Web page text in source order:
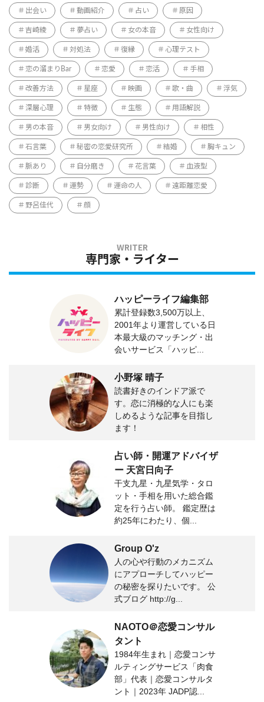
出会い 動画紹介 占い 原因
吉崎綾 夢占い 女の本音 女性向け
婚活 対処法 復縁 心理テスト
恋の溜まりBar 恋愛 恋活 手相
改善方法 星座 映画 歌・曲 浮気
深層心理 特徴 生態 用語解説
男の本音 男女向け 男性向け 相性
石言葉 秘密の恋愛研究所 結婚 胸キュン
脈あり 自分磨き 花言葉 血液型
診断 運勢 運命の人 遠距離恋愛
野呂佳代 顔
専門家・ライター
ハッピーライフ編集部
累計登録数3,500万以上、
2001年より運営している日
本最大級のマッチング・出
会いサービス「ハッピ...
小野塚 晴子
読書好きのインドア派で
す。恋に消極的な人にも楽
しめるような記事を目指し
ます！
占い師・開運アドバイザ
ー 天宮日向子
干支九星・九星気学・タロ
ット・手相を用いた総合鑑
定を行う占い師。 鑑定歴は
約25年にわたり、個...
Group O'z
人の心や行動のメカニズム
にアプローチしてハッピー
の秘密を探りたいです。 公
式ブログ http://g...
NAOTO＠恋愛コンサル
タント
1984年生まれ｜恋愛コンサ
ルティングサービス「肉食
部」代表｜恋愛コンサルタ
ント｜2023年 JADP認...